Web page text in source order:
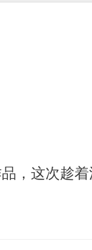
，这次趁着